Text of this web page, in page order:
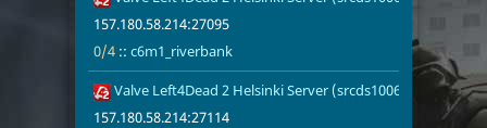
157.180.58.214:27095
0/4 :: c6m1_riverbank
Valve Left4Dead 2 Helsinki Server (srcds1006-hel-
157.180.58.214:27114